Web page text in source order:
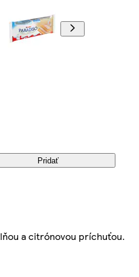
Pridať
a citrónovou príchuťou.